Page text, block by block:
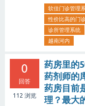
软佳门诊管理
性价比高的门
诊所管理系统
越南河内
0
回答
112 浏览
药房里的
药剂师的
药房目前
理？最大